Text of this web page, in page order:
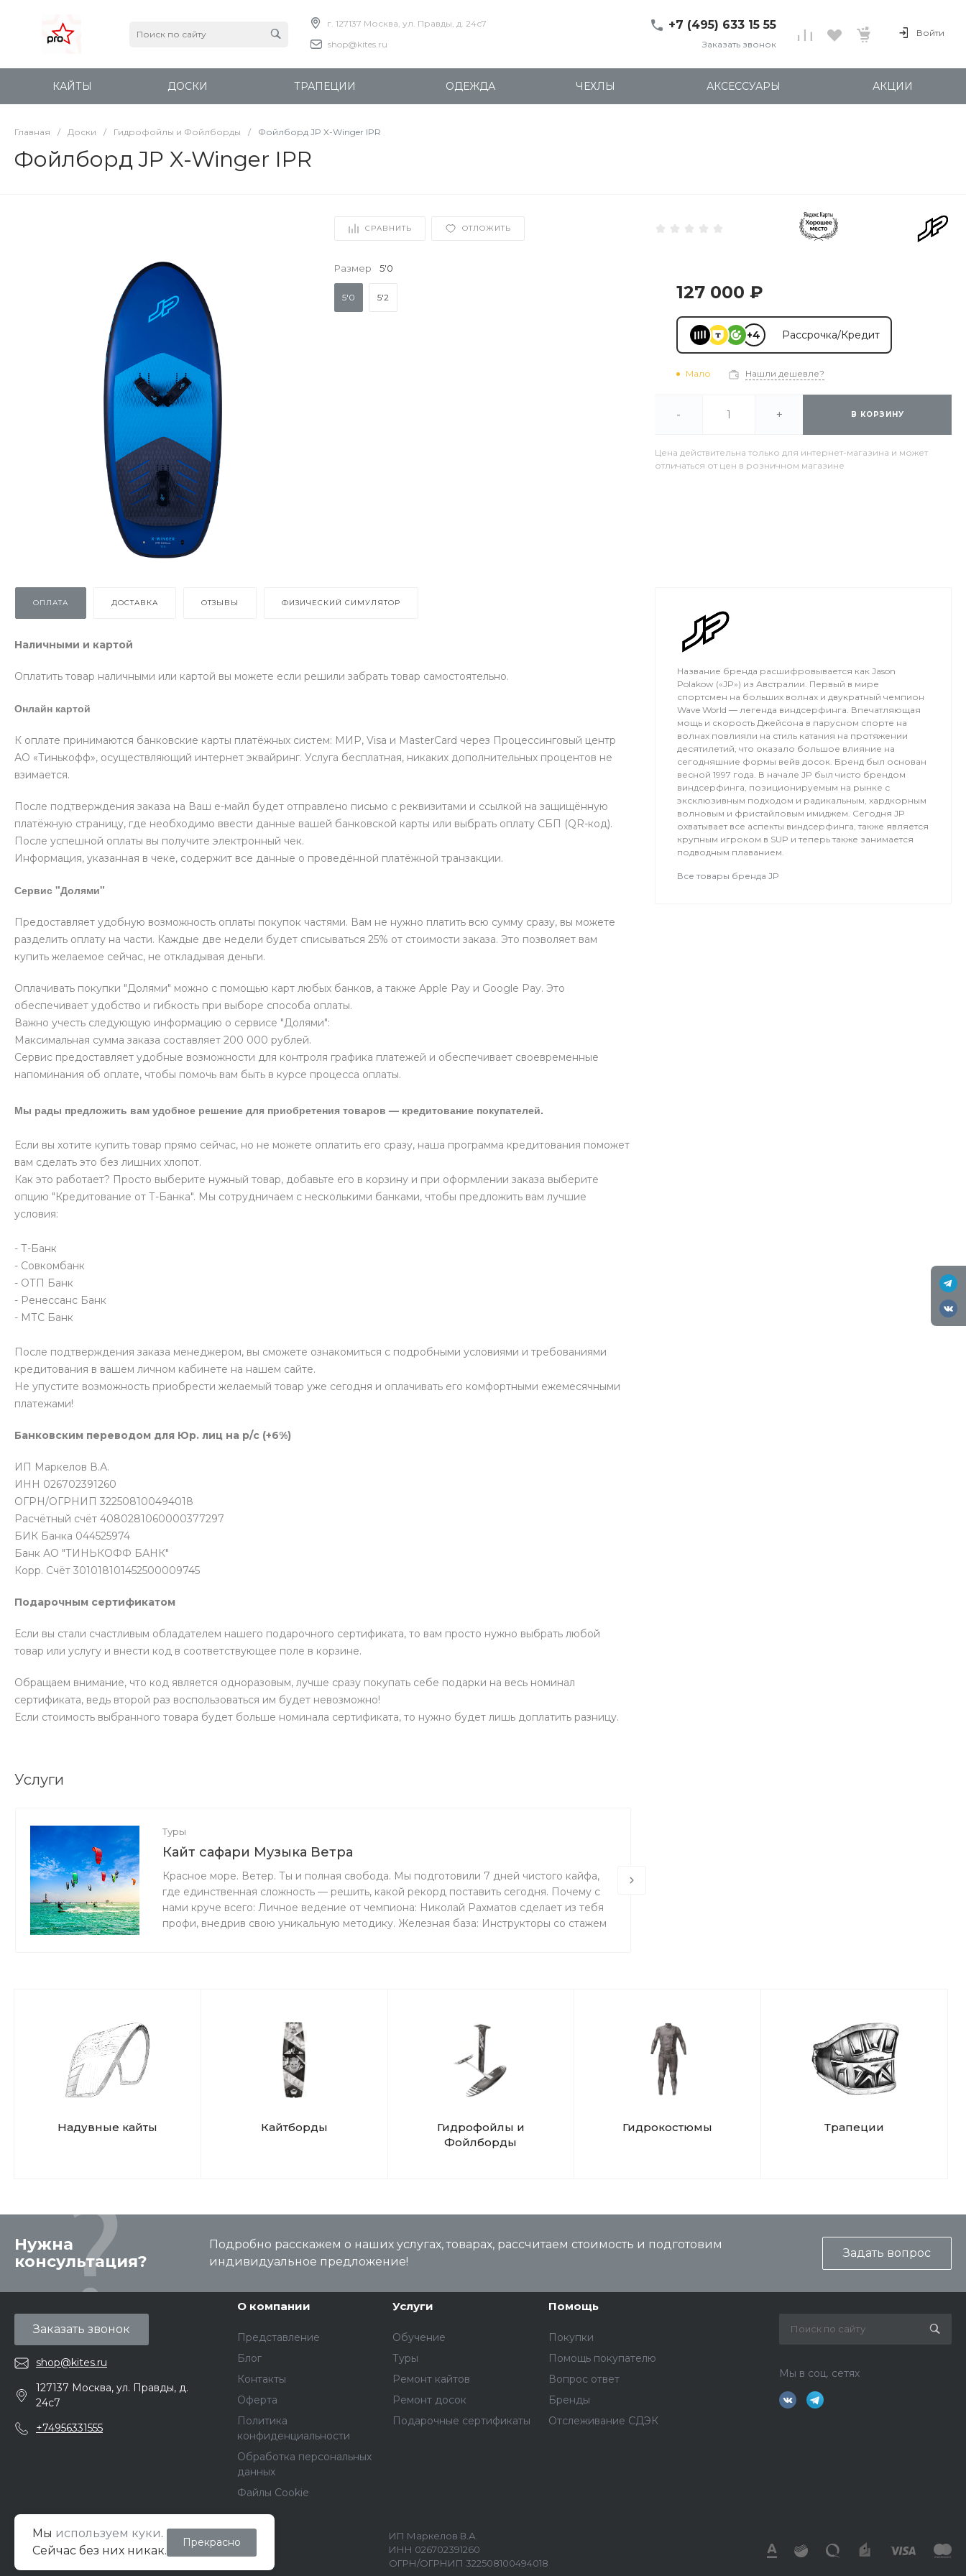
г. 127137 Москва, ул. Правды, д. 24с7
shop@kites.ru
+7 (495) 633 15 55
Правды, д. 24с7
Пн-Пт: 11:00-20:00
Заказать звонок
Войти
КАЙТЫ ДОСКИ ТРАПЕЦИИ ОДЕЖДА ЧЕХЛЫ АКСЕССУАРЫ АКЦИИ
Главная / Доски / Гидрофойлы и Фойлборды / Фойлборд JP X-Winger IPR
Фойлборд JP X-Winger IPR
СРАВНИТЬ ОТЛОЖИТЬ
Размер 5'0
5'0 5'2 127 000 ₽
+4 Рассрочка/Кредит
Мало Нашли дешевле?
- + В КОРЗИНУ
Цена действительна только для интернет-магазина и может
отличаться от цен в розничном магазине
ОПЛАТА ДОСТАВКА ОТЗЫВЫ ФИЗИЧЕСКИЙ СИМУЛЯТОР
Наличными и картой
Оплатить товар наличными или картой вы можете если решили забрать товар самостоятельно.
Онлайн картой
К оплате принимаются банковские карты платёжных систем: МИР, Visa и MasterCard через Процессинговый центр
АО «Тинькофф», осуществляющий интернет эквайринг. Услуга бесплатная, никаких дополнительных процентов не
взимается.
После подтверждения заказа на Ваш е-майл будет отправлено письмо с реквизитами и ссылкой на защищённую
платёжную страницу, где необходимо ввести данные вашей банковской карты или выбрать оплату СБП (QR-код).
После успешной оплаты вы получите электронный чек.
Информация, указанная в чеке, содержит все данные о проведённой платёжной транзакции.
Сервис "Долями"
Предоставляет удобную возможность оплаты покупок частями. Вам не нужно платить всю сумму сразу, вы можете
разделить оплату на части. Каждые две недели будет списываться 25% от стоимости заказа. Это позволяет вам
купить желаемое сейчас, не откладывая деньги.
Оплачивать покупки "Долями" можно с помощью карт любых банков, а также Apple Pay и Google Pay. Это
обеспечивает удобство и гибкость при выборе способа оплаты.
Важно учесть следующую информацию о сервисе "Долями":
Максимальная сумма заказа составляет 200 000 рублей.
Сервис предоставляет удобные возможности для контроля графика платежей и обеспечивает своевременные
напоминания об оплате, чтобы помочь вам быть в курсе процесса оплаты.
Мы рады предложить вам удобное решение для приобретения товаров — кредитование покупателей.
Если вы хотите купить товар прямо сейчас, но не можете оплатить его сразу, наша программа кредитования поможет
вам сделать это без лишних хлопот.
Как это работает? Просто выберите нужный товар, добавьте его в корзину и при оформлении заказа выберите
опцию "Кредитование от Т-Банка". Мы сотрудничаем с несколькими банками, чтобы предложить вам лучшие
условия:
- Т-Банк
- Совкомбанк
- ОТП Банк
- Ренессанс Банк
- МТС Банк
После подтверждения заказа менеджером, вы сможете ознакомиться с подробными условиями и требованиями
кредитования в вашем личном кабинете на нашем сайте.
Не упустите возможность приобрести желаемый товар уже сегодня и оплачивать его комфортными ежемесячными
платежами!
Банковским переводом для Юр. лиц на р/с (+6%)
ИП Маркелов В.А.
ИНН 026702391260
ОГРН/ОГРНИП 322508100494018
Расчётный счёт 4080281060000377297
БИК Банка 044525974
Банк АО "ТИНЬКОФФ БАНК"
Корр. Счёт 301018101452500009745
Подарочным сертификатом
Если вы стали счастливым обладателем нашего подарочного сертификата, то вам просто нужно выбрать любой
товар или услугу и внести код в соответствующее поле в корзине.
Обращаем внимание, что код является одноразовым, лучше сразу покупать себе подарки на весь номинал
сертификата, ведь второй раз воспользоваться им будет невозможно!
Если стоимость выбранного товара будет больше номинала сертификата, то нужно будет лишь доплатить разницу.
Услуги
Туры
Кайт сафари Музыка Ветра
Красное море. Ветер. Ты и полная свобода. Мы подготовили 7 дней чистого кайфа,
где единственная сложность — решить, какой рекорд поставить сегодня. Почему с
нами круче всего: Личное ведение от чемпиона: Николай Рахматов сделает из тебя
профи, внедрив свою уникальную методику. Железная база: Инструкторы со стажем
Название бренда расшифровывается как Jason
Polakow («JP») из Австралии. Первый в мире
спортсмен на больших волнах и двукратный чемпион
Wave World — легенда виндсерфинга. Впечатляющая
мощь и скорость Джейсона в парусном спорте на
волнах повлияли на стиль катания на протяжении
десятилетий, что оказало большое влияние на
сегодняшние формы вейв досок. Бренд был основан
весной 1997 года. В начале JP был чисто брендом
виндсерфинга, позиционируемым на рынке с
эксклюзивным подходом и радикальным, хардкорным
волновым и фристайловым имиджем. Сегодня JP
охватывает все аспекты виндсерфинга, также является
крупным игроком в SUP и теперь также занимается
подводным плаванием.
Все товары бренда JP
Надувные кайты Кайтборды
Гидрофойлы и
Фойлборды
Гидрокостюмы Трапеции
Нужна
консультация?
Подробно расскажем о наших услугах, товарах, рассчитаем стоимость и подготовим
индивидуальное предложение!
Задать вопрос
Заказать звонок
shop@kites.ru
127137 Москва, ул. Правды, д.
24с7
+74956331555
О компании
Представление
Блог
Контакты
Оферта
Политика
конфиденциальности
Обработка персональных
данных
Файлы Cookie
Услуги
Обучение
Туры
Ремонт кайтов
Ремонт досок
Подарочные сертификаты
Помощь
Покупки
Помощь покупателю
Вопрос ответ
Бренды
Отслеживание СДЭК
Мы в соц. сетях
© 2026 Кайт Pro Shop, Все права защищены
ИП Маркелов В.А.
ИНН 026702391260
ОГРН/ОГРНИП 322508100494018
Мы используем куки.
Сейчас без них никак.
Прекрасно